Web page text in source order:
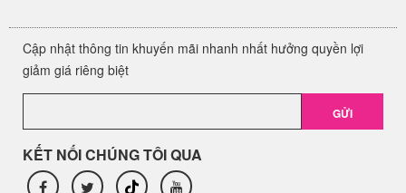
Cập nhật thông tin khuyến mãi nhanh nhất hưởng quyền lợi
giảm giá riêng biệt
GỬI
KẾT NỐI CHÚNG TÔI QUA